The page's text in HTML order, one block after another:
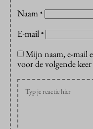
Naam *
E-mail *
Mijn naam, e-mail
voor de volgende